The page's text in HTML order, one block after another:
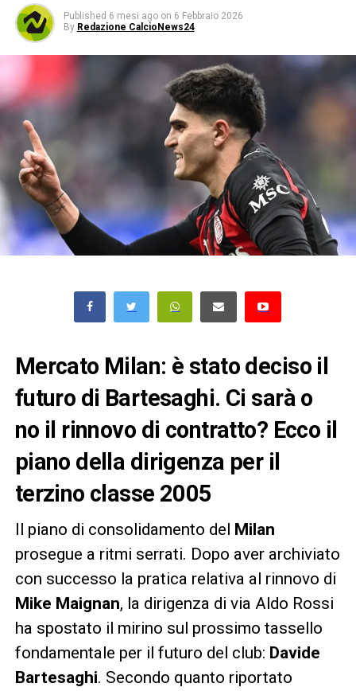
Published 6 mesi ago on 6 Febbraio 2026
By Redazione CalcioNews24
Mercato Milan: è stato deciso il
futuro di Bartesaghi. Ci sarà o
no il rinnovo di contratto? Ecco il
piano della dirigenza per il
terzino classe 2005
Il piano di consolidamento del Milan
prosegue a ritmi serrati. Dopo aver archiviato
con successo la pratica relativa al rinnovo di
Mike Maignan, la dirigenza di via Aldo Rossi
ha spostato il mirino sul prossimo tassello
fondamentale per il futuro del club: Davide
Bartesaghi. Secondo quanto riportato